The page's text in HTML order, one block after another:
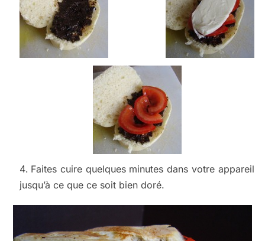
Faites cuire quelques minutes dans votre appareil
jusqu’à ce que ce soit bien doré.